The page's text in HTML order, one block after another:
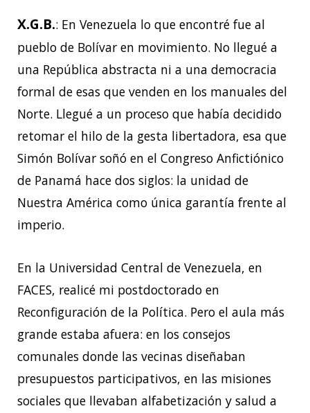
X.G.B.: En Venezuela lo que encontré fue al
pueblo de Bolívar en movimiento. No llegué a
una República abstracta ni a una democracia
formal de esas que venden en los manuales del
Norte. Llegué a un proceso que había decidido
retomar el hilo de la gesta libertadora, esa que
Simón Bolívar soñó en el Congreso Anfictiónico
de Panamá hace dos siglos: la unidad de
Nuestra América como única garantía frente al
imperio.
En la Universidad Central de Venezuela, en
FACES, realicé mi postdoctorado en
Reconfiguración de la Política. Pero el aula más
grande estaba afuera: en los consejos
comunales donde las vecinas diseñaban
presupuestos participativos, en las misiones
sociales que llevaban alfabetización y salud a